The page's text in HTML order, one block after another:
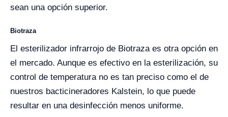
sean una opción superior.
Biotraza
El esterilizador infrarrojo de Biotraza es otra opción en
el mercado. Aunque es efectivo en la esterilización, su
control de temperatura no es tan preciso como el de
nuestros bacticineradores Kalstein, lo que puede
resultar en una desinfección menos uniforme.